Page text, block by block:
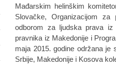
Mađarskim helinškim
Slovačke, Organizacijom
odborom za ljudska prava iz
pravnika iz Makedonije i
maja 2015. godine održana je
Srbije, Makedonije i Kosova